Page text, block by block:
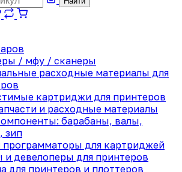
/ мфу / сканеры
расходные материалы для
картриджи для принтеров
и расходные материалы
барабаны, валы,
зип
для картриджей
и девелоперы для принтеров
для принтеров и плоттеров